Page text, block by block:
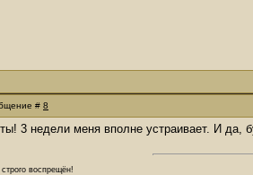
# 8
3 недели меня вполне устраивает. И да,
воспрещён!